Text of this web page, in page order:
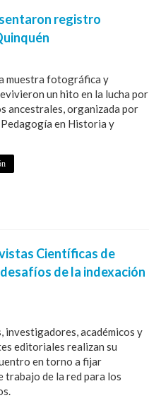
registro
muestra fotográfica y
un hito en la lucha por
ancestrales, organizada por
en Historia y
Científicas de
de la indexación
investigadores, académicos y
editoriales realizan su
en torno a fijar
trabajo de la red para los